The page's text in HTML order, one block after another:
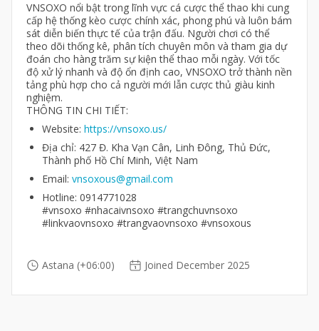
VNSOXO nổi bật trong lĩnh vực cá cược thể thao khi cung
cấp hệ thống kèo cược chính xác, phong phú và luôn bám
sát diễn biến thực tế của trận đấu. Người chơi có thể
theo dõi thống kê, phân tích chuyên môn và tham gia dự
đoán cho hàng trăm sự kiện thể thao mỗi ngày. Với tốc
độ xử lý nhanh và độ ổn định cao, VNSOXO trở thành nền
tảng phù hợp cho cả người mới lẫn cược thủ giàu kinh
nghiệm.
THÔNG TIN CHI TIẾT:
Website: https://vnsoxo.us/
Địa chỉ: 427 Đ. Kha Vạn Cân, Linh Đông, Thủ Đức,
Thành phố Hồ Chí Minh, Việt Nam
Email: vnsoxous@gmail.com
Hotline: 0914771028
#vnsoxo #nhacaivnsoxo #trangchuvnsoxo
#linkvaovnsoxo #trangvaovnsoxo #vnsoxous
Astana (+06:00) Joined December 2025